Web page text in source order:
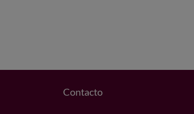
Contacto